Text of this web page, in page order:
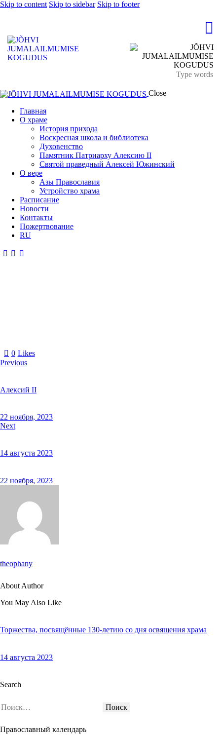
Skip to content Skip to sidebar Skip to footer
Close
Главная
О храме
История прихода
Воскресная школа и библиотека
Духовенство
Памятник Патриарху Алексию II
Святой праведный Алексей Южинский
О вере
Азы Православия
Устройство храма
Расписание
Новости
Контакты
Пожертвование
RU
0 Likes
Previous
Алексий II
22 ноября, 2023
Next
14 августа 2023
22 ноября, 2023
theophany
About Author
You May Also Like
Торжества, посвящённые 130-летию со дня освящения храма
14 августа 2023
Search
Православный календарь